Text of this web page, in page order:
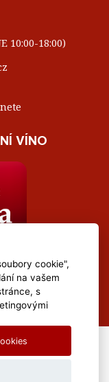
10:00-18:00)
VÍNO
Webdesign by
cookie",
na vašem
s